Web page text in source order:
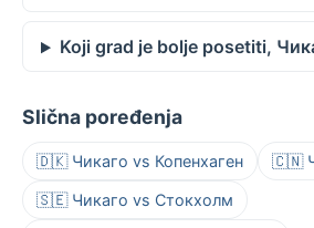
Koji grad je bolje posetiti,
Slična poređenja
🇩🇰 Чикаго vs Копенхаген 🇨🇳
🇸🇪 Чикаго vs Стокхолм